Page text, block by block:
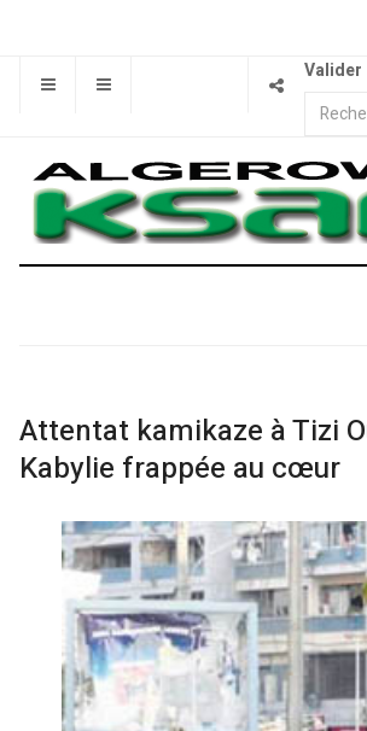
Valider
Attentat kamikaze à Tizi
Kabylie frappée au cœur